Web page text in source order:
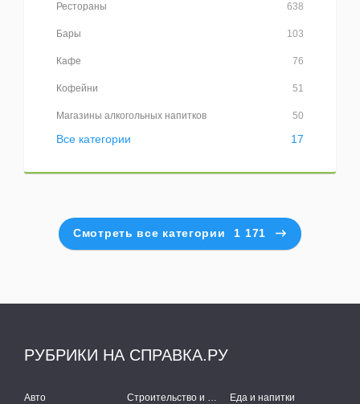
638
Рестораны
103
Бары
76
Кафе
51
Кофейни
50
Магазины алкогольных напитков
17
Все категории
Смотреть все категории 1 171
РУБРИКИ НА СПРАВКА.РУ
Авто Строительство и ремонт
Еда и напитки